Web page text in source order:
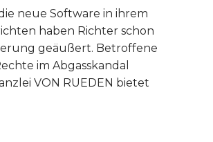
neue Software in ihrem
haben Richter schon
geäußert. Betroffene
im Abgasskandal
VON RUEDEN bietet